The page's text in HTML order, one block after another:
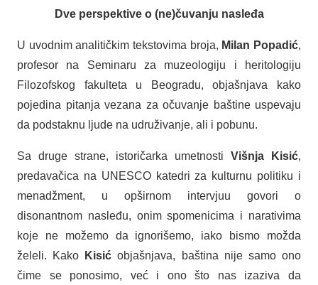
Dve perspektive o (ne)čuvanju nasleđa
U uvodnim analitičkim tekstovima broja, Milan Popadić,
profesor na Seminaru za muzeologiju i heritologiju
Filozofskog fakulteta u Beogradu, objašnjava kako
pojedina pitanja vezana za očuvanje baštine uspevaju
da podstaknu ljude na udruživanje, ali i pobunu.
Sa druge strane, istoričarka umetnosti Višnja Kisić,
predavačica na UNESCO katedri za kulturnu politiku i
menadžment, u opširnom intervjuu govori o
disonantnom nasleđu, onim spomenicima i narativima
koje ne možemo da ignorišemo, iako bismo možda
želeli. Kako
Kisić objašnjava, baština nije samo ono
čime se ponosimo, već i ono što nas izaziva da